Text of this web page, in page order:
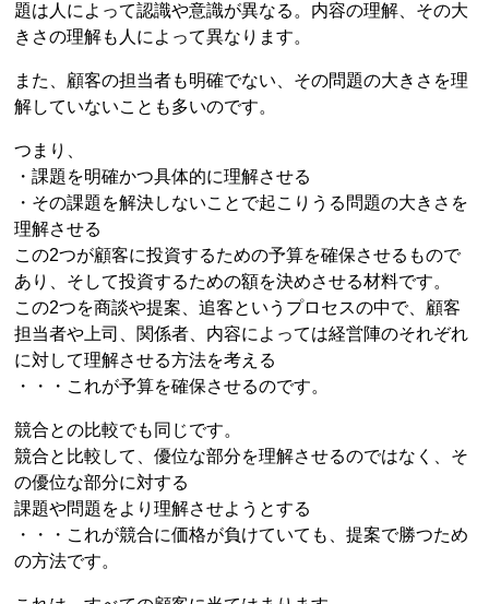
題は人によって認識や意識が異なる。内容の理解、その大
きさの理解も人によって異なります。
また、顧客の担当者も明確でない、その問題の大きさを理
解していないことも多いのです。
つまり、
・課題を明確かつ具体的に理解させる
・その課題を解決しないことで起こりうる問題の大きさを
理解させる
この2つが顧客に投資するための予算を確保させるもので
あり、そして投資するための額を決めさせる材料です。
この2つを商談や提案、追客というプロセスの中で、顧客
担当者や上司、関係者、内容によっては経営陣のそれぞれ
に対して理解させる方法を考える
・・・これが予算を確保させるのです。
競合との比較でも同じです。
競合と比較して、優位な部分を理解させるのではなく、そ
の優位な部分に対する
課題や問題をより理解させようとする
・・・これが競合に価格が負けていても、提案で勝つため
の方法です。